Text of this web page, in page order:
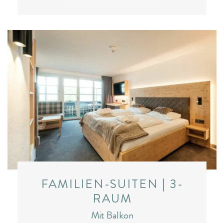
FAMILIEN-SUITEN | 3-
RAUM
Mit Balkon